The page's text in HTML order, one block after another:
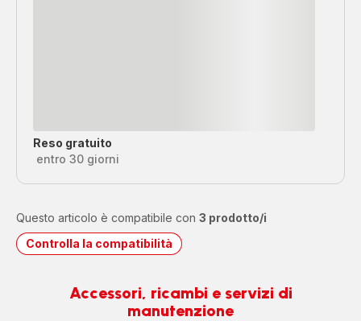
Reso gratuito
entro 30 giorni
Questo articolo è compatibile con 3 prodotto/i
Controlla la compatibilità
Accessori, ricambi e servizi di
manutenzione